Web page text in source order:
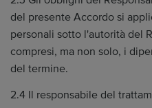
del presente Accordo si
personali sotto l'autorità del
compresi, ma non solo, i
del termine.
2.4 Il responsabile del